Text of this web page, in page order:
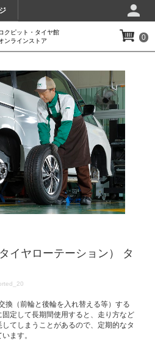
クピット・タイヤ館
ンラインストア
0
イヤローテーション） タ
換（前輪と後輪を入れ替える等）する
定して長期間使用すると、走り方など
てしまうことがあるので、定期的なタ
ます。